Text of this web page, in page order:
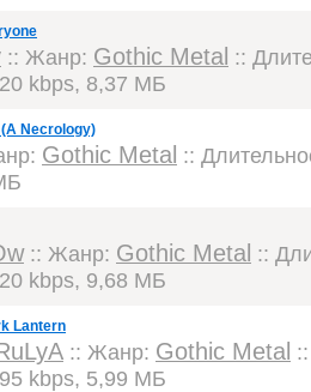
:: Жанр: Gothic Metal ::
kbps, 8,37 МБ
Necrology)
Gothic Metal ::
:: Жанр: Gothic Metal ::
kbps, 9,68 МБ
Lantern
:: Жанр: Gothic Metal
kbps, 5,99 МБ